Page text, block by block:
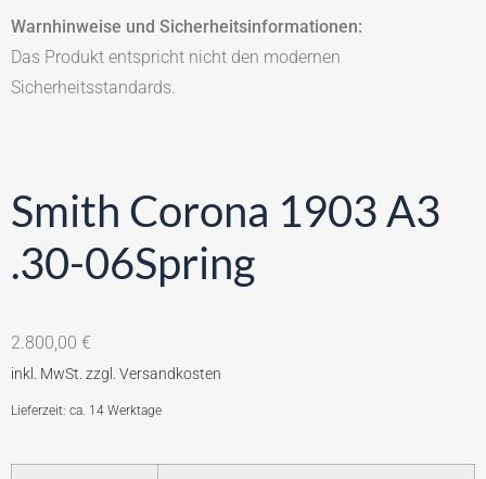
Warnhinweise und Sicherheitsinformationen:
Das Produkt entspricht nicht den modernen
Sicherheitsstandards.
Smith Corona 1903 A3
.30-06Spring
2.800,00 €
Lieferzeit: ca. 14 Werktage